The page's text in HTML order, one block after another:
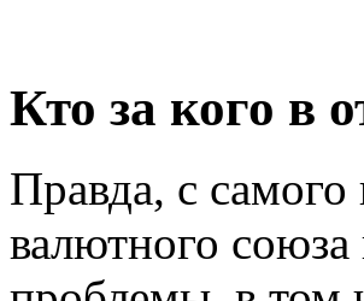
Кто за кого в
Правда, с
валютного союза